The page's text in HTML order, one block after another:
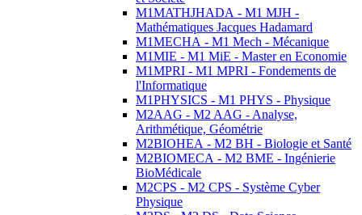
M1MATHJHADA - M1 MJH -
Mathématiques Jacques Hadamard
M1MECHA - M1 Mech - Mécanique
M1MIE - M1 MiE - Master en Economie
M1MPRI - M1 MPRI - Fondements de
l'Informatique
M1PHYSICS - M1 PHYS - Physique
M2AAG - M2 AAG - Analyse,
Arithmétique, Géométrie
M2BIOHEA - M2 BH - Biologie et Santé
M2BIOMECA - M2 BME - Ingénierie
BioMédicale
M2CPS - M2 CPS - Système Cyber
Physique